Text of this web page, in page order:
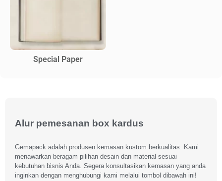
Special Paper
Alur pemesanan box kardus
Gemapack adalah produsen kemasan kustom berkualitas. Kami
menawarkan beragam pilihan desain dan material sesuai
kebutuhan bisnis Anda. Segera konsultasikan kemasan yang anda
inginkan dengan menghubungi kami melalui tombol dibawah ini!